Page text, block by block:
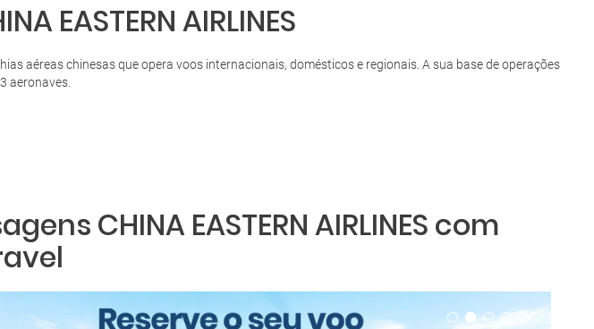
EASTERN AIRLINES
aéreas chinesas que opera voos internacionais, domésticos e regionais. A sua base de operações
aeronaves.
CHINA EASTERN AIRLINES com